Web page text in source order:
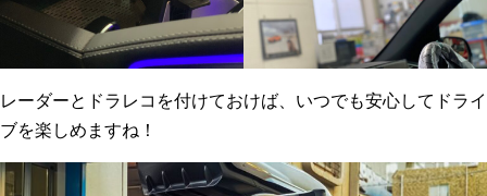
レーダーとドラレコを付けておけば、いつでも安心してドライ
ブを楽しめますね！